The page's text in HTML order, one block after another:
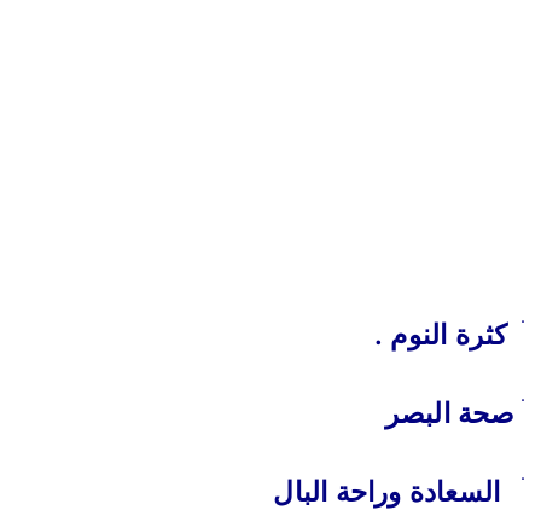
كثرة النوم .
صحة البصر
السعادة وراحة البال